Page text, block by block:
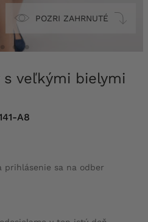
POZRI ZAHRNUTÉ
A8
prihlásenie sa na odber